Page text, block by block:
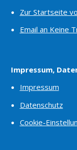
Zur Startseite
Email an Keine
Impressum,
Impressum
Datenschutz
Cookie-